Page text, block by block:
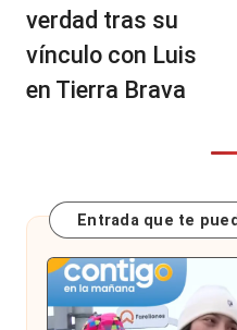
verdad tras su
vínculo con Luis
en Tierra Brava
Entrada que te